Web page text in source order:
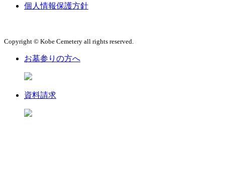
個人情報保護方針
Copyright © Kobe Cemetery all rights reserved.
お墓参りの方へ
資料請求